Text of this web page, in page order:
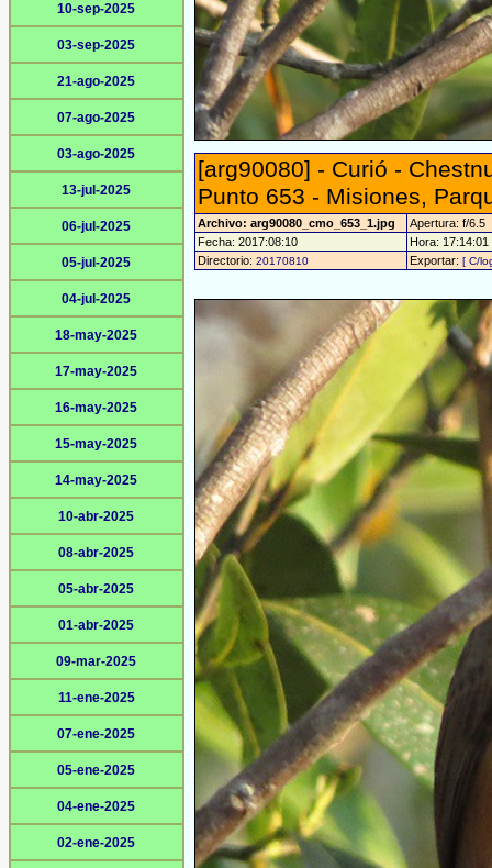
10-sep-2025
03-sep-2025
21-ago-2025
07-ago-2025
03-ago-2025
13-jul-2025
06-jul-2025
05-jul-2025
04-jul-2025
18-may-2025
17-may-2025
16-may-2025
15-may-2025
14-may-2025
10-abr-2025
08-abr-2025
05-abr-2025
01-abr-2025
09-mar-2025
11-ene-2025
07-ene-2025
05-ene-2025
04-ene-2025
02-ene-2025
[arg90080] - Curió -
Punto 653 - Misiones,
Archivo: arg90080_cmo_653_1.jpg
Apertura: f/6.5
Fecha: 2017:08:10
Hora:
Directorio: 20170810 Exportar: [ C/